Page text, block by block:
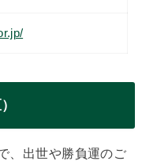
、出世や勝負運のご